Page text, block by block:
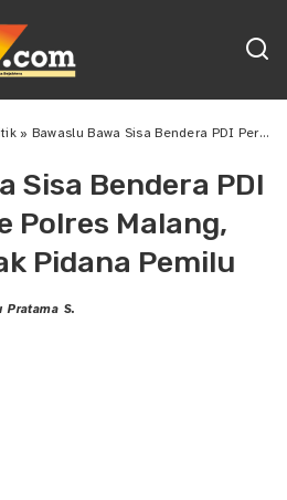
» Bawaslu Bawa Sisa Bendera PDI Perjuangan ke Polres Malang, Perkuat Tindak Pidana Pemilu
Sisa Bendera PDI
Polres Malang,
Pidana Pemilu
Pratama S.